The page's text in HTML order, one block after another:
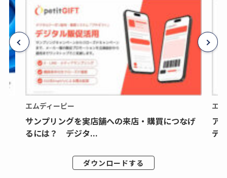
エムディーピー
サンプリングを実店舗への来店・購買につなげ
るには？ デジタ...
ダウンロードする
エ
ア
デ